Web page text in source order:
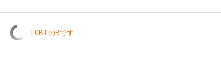
LGBTのBです